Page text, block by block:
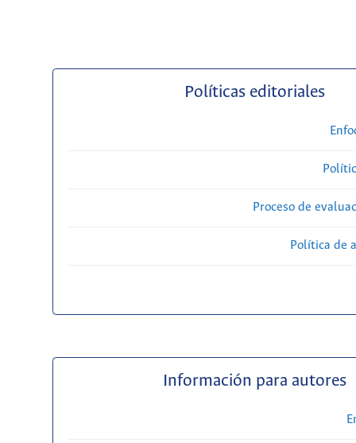
Políticas editoriales
Proceso de
Política de
Información para autores